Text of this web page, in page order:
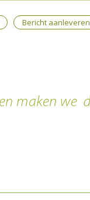
Bericht aanleveren